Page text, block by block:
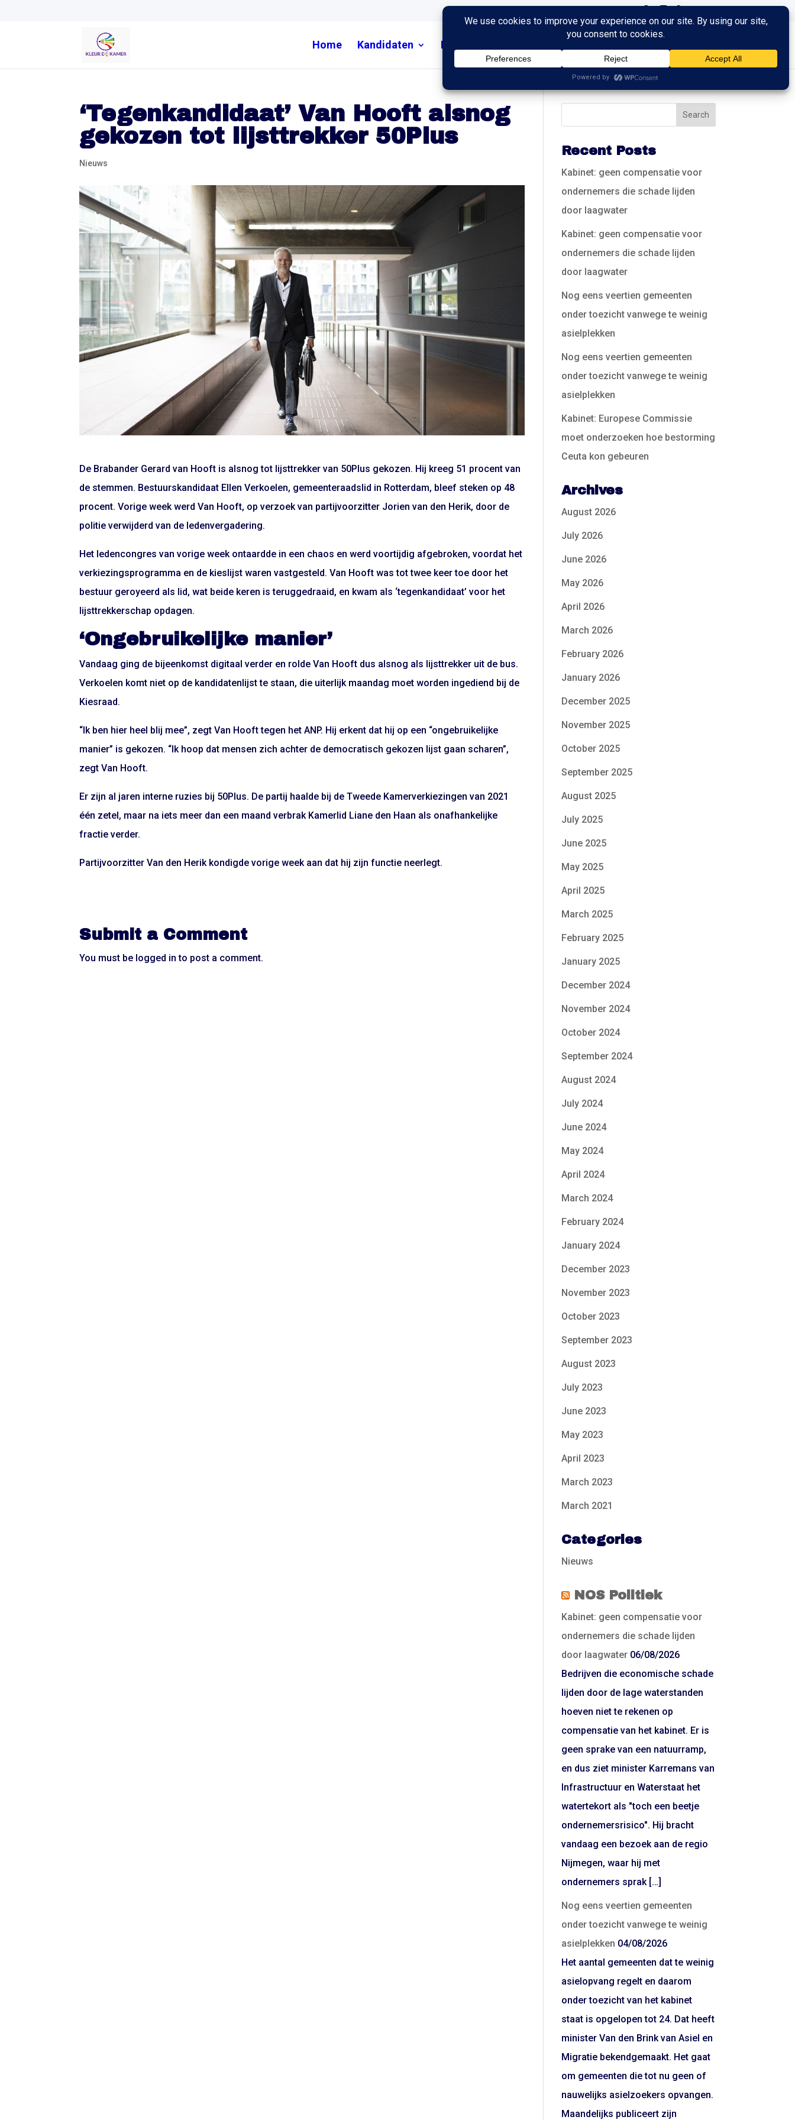
Home Kandidaten Nieuws
‘Tegenkandidaat’ Van Hooft alsnog
gekozen tot lijsttrekker 50Plus
Nieuws
De Brabander Gerard van Hooft is alsnog tot lijsttrekker van 50Plus gekozen. Hij kreeg 51 procent van
de stemmen. Bestuurskandidaat Ellen Verkoelen, gemeenteraadslid in Rotterdam, bleef steken op 48
procent. Vorige week werd Van Hooft, op verzoek van partijvoorzitter Jorien van den Herik, door de
politie verwijderd van de ledenvergadering.
Het ledencongres van vorige week ontaardde in een chaos en werd voortijdig afgebroken, voordat het
verkiezingsprogramma en de kieslijst waren vastgesteld. Van Hooft was tot twee keer toe door het
bestuur geroyeerd als lid, wat beide keren is teruggedraaid, en kwam als ‘tegenkandidaat’ voor het
lijsttrekkerschap opdagen.
‘Ongebruikelijke manier’
Vandaag ging de bijeenkomst digitaal verder en rolde Van Hooft dus alsnog als lijsttrekker uit de bus.
Verkoelen komt niet op de kandidatenlijst te staan, die uiterlijk maandag moet worden ingediend bij de
Kiesraad.
“Ik ben hier heel blij mee”, zegt Van Hooft tegen het ANP. Hij erkent dat hij op een “ongebruikelijke
manier” is gekozen. “Ik hoop dat mensen zich achter de democratisch gekozen lijst gaan scharen”,
zegt Van Hooft.
Er zijn al jaren interne ruzies bij 50Plus. De partij haalde bij de Tweede Kamerverkiezingen van 2021
één zetel, maar na iets meer dan een maand verbrak Kamerlid Liane den Haan als onafhankelijke
fractie verder.
Partijvoorzitter Van den Herik kondigde vorige week aan dat hij zijn functie neerlegt.
Submit a Comment
You must be logged in to post a comment.
Recent Posts
Kabinet: geen compensatie voor
ondernemers die schade lijden
door laagwater
Kabinet: geen compensatie voor
ondernemers die schade lijden
door laagwater
Nog eens veertien gemeenten
onder toezicht vanwege te weinig
asielplekken
Nog eens veertien gemeenten
onder toezicht vanwege te weinig
asielplekken
Kabinet: Europese Commissie
moet onderzoeken hoe bestorming
Ceuta kon gebeuren
Archives
August 2026
July 2026
June 2026
May 2026
April 2026
March 2026
February 2026
January 2026
December 2025
November 2025
October 2025
September 2025
August 2025
July 2025
June 2025
May 2025
April 2025
March 2025
February 2025
January 2025
December 2024
November 2024
October 2024
September 2024
August 2024
July 2024
June 2024
May 2024
April 2024
March 2024
February 2024
January 2024
December 2023
November 2023
October 2023
September 2023
August 2023
July 2023
June 2023
May 2023
April 2023
March 2023
March 2021
Categories
Nieuws
NOS Politiek
Kabinet: geen compensatie voor
ondernemers die schade lijden
door laagwater 06/08/2026
Bedrijven die economische schade
lijden door de lage waterstanden
hoeven niet te rekenen op
compensatie van het kabinet. Er is
geen sprake van een natuurramp,
en dus ziet minister Karremans van
Infrastructuur en Waterstaat het
watertekort als "toch een beetje
ondernemersrisico". Hij bracht
vandaag een bezoek aan de regio
Nijmegen, waar hij met
ondernemers sprak […]
Nog eens veertien gemeenten
onder toezicht vanwege te weinig
asielplekken 04/08/2026
Het aantal gemeenten dat te weinig
asielopvang regelt en daarom
onder toezicht van het kabinet
staat is opgelopen tot 24. Dat heeft
minister Van den Brink van Asiel en
Migratie bekendgemaakt. Het gaat
om gemeenten die tot nu geen of
nauwelijks asielzoekers opvangen.
Maandelijks publiceert zijn